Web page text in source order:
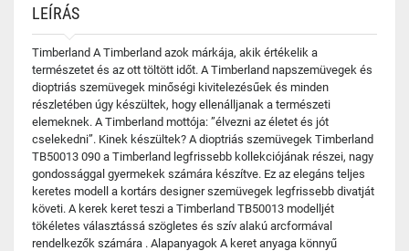
LEÍRÁS
Timberland A Timberland azok márkája, akik értékelik a
természetet és az ott töltött időt. A Timberland napszemüvegek és
dioptriás szemüvegek minőségi kivitelezésűek és minden
részletében úgy készültek, hogy ellenálljanak a természeti
elemeknek. A Timberland mottója: ”élvezni az életet és jót
cselekedni”. Kinek készültek? A dioptriás szemüvegek Timberland
TB50013 090 a Timberland legfrissebb kollekciójának részei, nagy
gondossággal gyermekek számára készítve. Ez az elegáns teljes
keretes modell a kortárs designer szemüvegek legfrissebb divatját
követi. A kerek keret teszi a Timberland TB50013 modelljét
tökéletes választássá szögletes és szív alakú arcformával
rendelkezők számára . Alapanyagok A keret anyaga könnyű